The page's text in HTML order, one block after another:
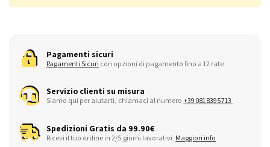
Pagamenti sicuri
Pagamenti Sicuri con opzioni di pagamento fino a 12 rate
Servizio clienti su misura
Siamo qui per aiutarti, chiamaci al numero+39 081 8395713
Spedizioni Gratis da 99.90€
Ricevi il tuo ordine in 2/5 giorni lavorativi. Maggiori info